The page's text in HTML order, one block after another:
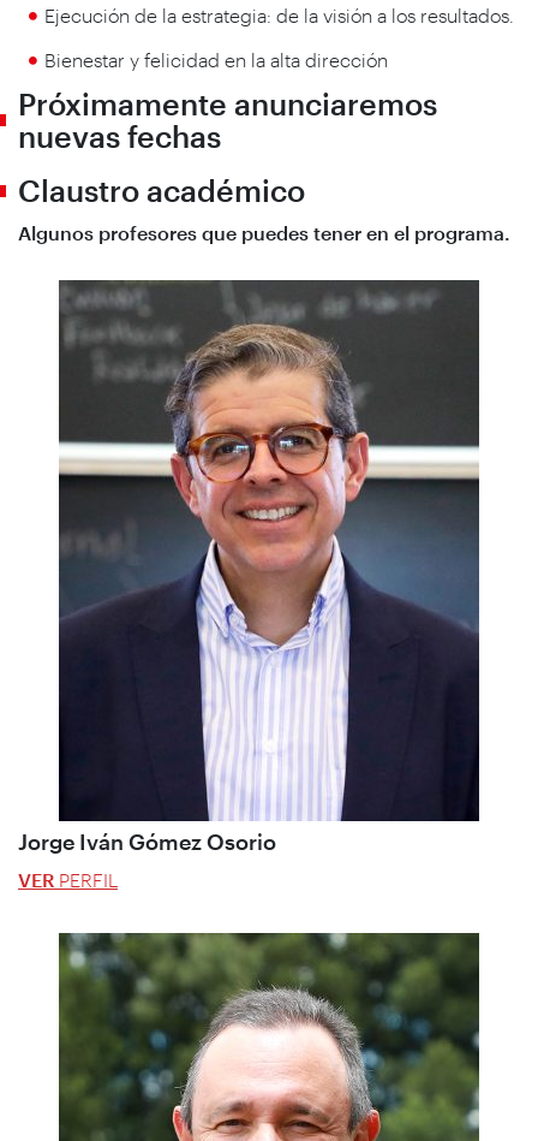
Ejecución de la estrategia: de la visión a los resultados.
Bienestar y felicidad en la alta dirección
Próximamente anunciaremos
nuevas fechas
Claustro académico
Algunos profesores que puedes tener en el programa.
Jorge Iván Gómez Osorio
VER PERFIL